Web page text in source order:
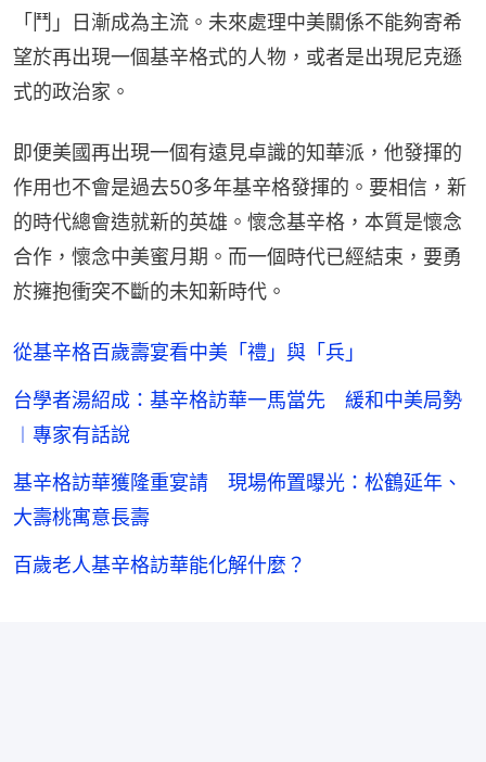
「鬥」日漸成為主流。未來處理中美關係不能夠寄希
望於再出現一個基辛格式的人物，或者是出現尼克遜
式的政治家。
即便美國再出現一個有遠見卓識的知華派，他發揮的
作用也不會是過去50多年基辛格發揮的。要相信，新
的時代總會造就新的英雄。懷念基辛格，本質是懷念
合作，懷念中美蜜月期。而一個時代已經結束，要勇
於擁抱衝突不斷的未知新時代。
從基辛格百歲壽宴看中美「禮」與「兵」
台學者湯紹成：基辛格訪華一馬當先 緩和中美局勢
︱專家有話說
基辛格訪華獲隆重宴請 現場佈置曝光：松鶴延年、
大壽桃寓意長壽
百歲老人基辛格訪華能化解什麼？